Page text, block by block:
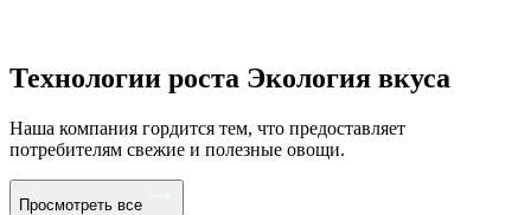
Технологии роста Экология вкуса
Наша компания гордится тем, что предоставляет
потребителям свежие и полезные овощи.
Просмотреть все